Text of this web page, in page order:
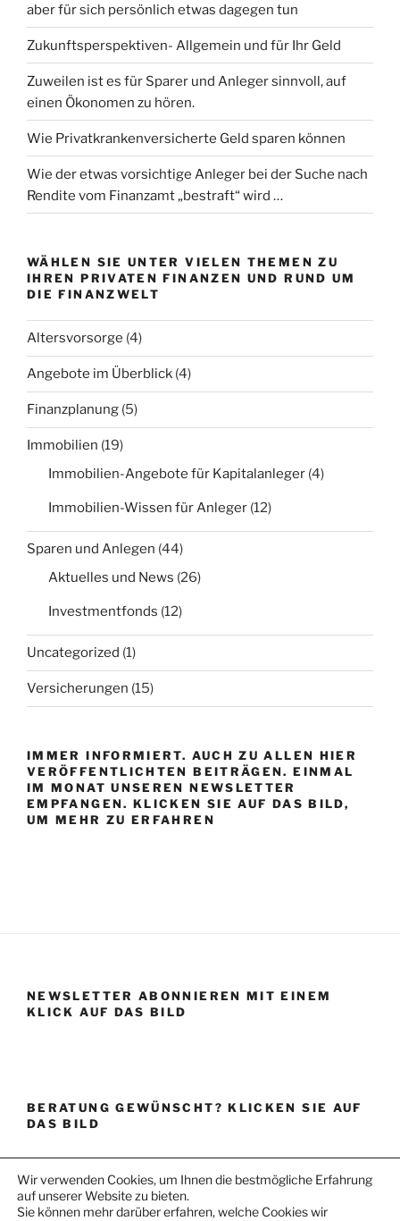
aber für sich persönlich etwas dagegen tun
Zukunftsperspektiven- Allgemein und für Ihr Geld
Zuweilen ist es für Sparer und Anleger sinnvoll, auf
einen Ökonomen zu hören.
Wie Privatkrankenversicherte Geld sparen können
Wie der etwas vorsichtige Anleger bei der Suche nach
Rendite vom Finanzamt „bestraft“ wird …
WÄHLEN SIE UNTER VIELEN THEMEN ZU
IHREN PRIVATEN FINANZEN UND RUND UM
DIE FINANZWELT
Altersvorsorge (4)
Angebote im Überblick (4)
Finanzplanung (5)
Immobilien (19)
Immobilien-Angebote für Kapitalanleger (4)
Immobilien-Wissen für Anleger (12)
Sparen und Anlegen (44)
Aktuelles und News (26)
Investmentfonds (12)
Uncategorized (1)
Versicherungen (15)
IMMER INFORMIERT. AUCH ZU ALLEN HIER
VERÖFFENTLICHTEN BEITRÄGEN. EINMAL
IM MONAT UNSEREN NEWSLETTER
EMPFANGEN. KLICKEN SIE AUF DAS BILD,
UM MEHR ZU ERFAHREN
NEWSLETTER ABONNIEREN MIT EINEM
KLICK AUF DAS BILD
BERATUNG GEWÜNSCHT? KLICKEN SIE AUF
DAS BILD
Wir verwenden Cookies, um Ihnen die bestmögliche Erfahrung
auf unserer Website zu bieten.
Sie können mehr darüber erfahren, welche Cookies wir